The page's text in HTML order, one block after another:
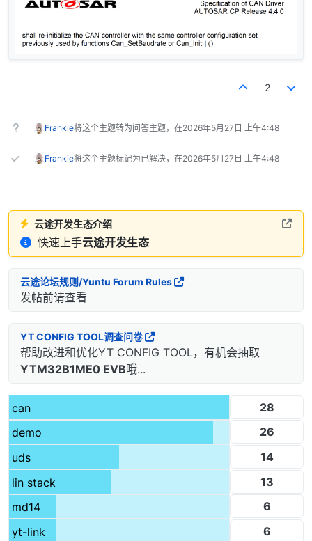
2
Frankie将这个主题转为问答主题，在2026年5月27日 上午4:48
Frankie将这个主题标记为已解决，在2026年5月27日 上午4:48
云途开发生态介绍
快速上手云途开发生态
云途论坛规则/Yuntu Forum Rules
发帖前请查看
YT CONFIG TOOL调查问卷
帮助改进和优化YT CONFIG TOOL，有机会抽取
YTM32B1ME0 EVB哦...
can
28
demo
26
uds
14
lin stack
13
md14
6
yt-link
6